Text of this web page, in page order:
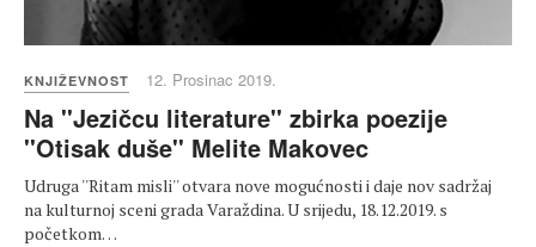
KNJIŽEVNOST 12. Prosinac 2019.
Na ''Jezičcu literature'' zbirka poezije
''Otisak duše'' Melite Makovec
Udruga ''Ritam misli'' otvara nove mogućnosti i daje nov sadržaj
na kulturnoj sceni grada Varaždina. U srijedu, 18.12.2019. s
početkom…